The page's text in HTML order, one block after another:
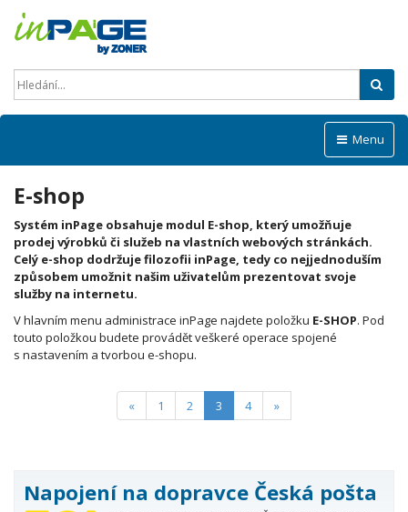
Menu
E-shop
Systém inPage obsahuje modul E-shop, který umožňuje
prodej výrobků či služeb na vlastních webových stránkách.
Celý e-shop dodržuje filozofii inPage, tedy co nejjednoduším
způsobem umožnit našim uživatelům prezentovat svoje
služby na internetu.
V hlavním menu administrace inPage najdete položku E-SHOP. Pod
touto položkou budete provádět veškeré operace spojené
s nastavením a tvorbou e-shopu.
« 1 2 3 (current)
4 »
Napojení na dopravce Česká pošta